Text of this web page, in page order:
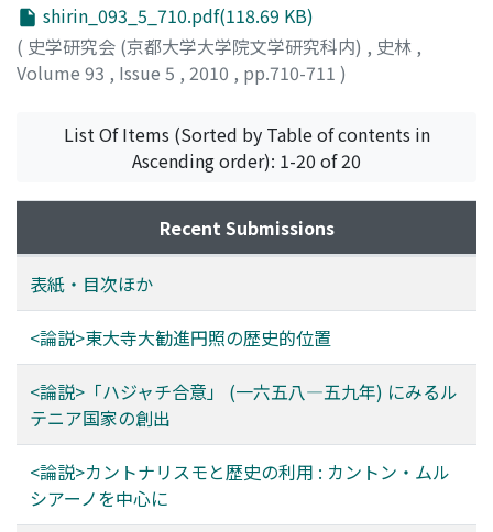
shirin_093_5_710.pdf(118.69 KB)
( 史学研究会 (京都大学大学院文学研究科内) , 史林 ,
Volume 93 , Issue 5 , 2010 , pp.710-711 )
List Of Items (Sorted by Table of contents in
Ascending order): 1-20 of 20
Recent Submissions
表紙・目次ほか
<論説>東大寺大勧進円照の歴史的位置
<論説>「ハジャチ合意」 (一六五八―五九年) にみるル
テニア国家の創出
<論説>カントナリスモと歴史の利用 : カントン・ムル
シアーノを中心に